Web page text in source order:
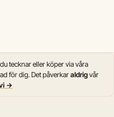
tecknar eller köper via våra
för dig. Det påverkaraldrigvår
→